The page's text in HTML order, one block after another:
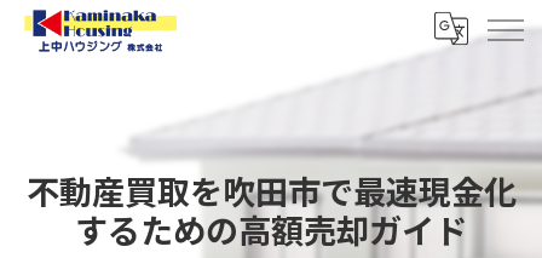
不動産買取を吹田市で最速現金化
するための高額売却ガイド